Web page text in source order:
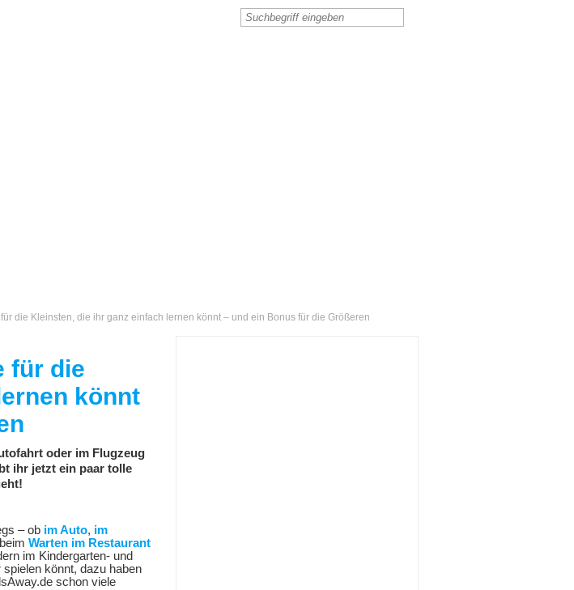
die Kleinsten, die ihr ganz einfach lernen könnt – und ein Bonus für die Größeren
für die
könnt
oder im Flugzeug
ihr jetzt ein paar tolle
– ob im Auto, im
Warten im Restaurant
im Kindergarten- und
könnt, dazu haben
schon viele